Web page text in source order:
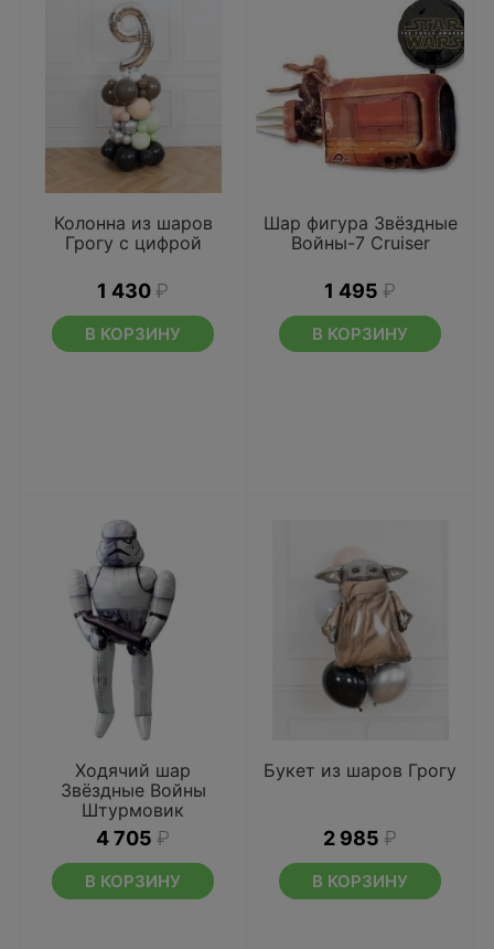
Колонна из шаров
Грогу с цифрой
1 430 ₽
В КОРЗИНУ
Шар фигура Звёздные
Войны-7 Cruiser
1 495 ₽
В КОРЗИНУ
Ходячий шар
Звёздные Войны
Штурмовик
4 705 ₽
В КОРЗИНУ
Букет из шаров Грогу
2 985 ₽
В КОРЗИНУ